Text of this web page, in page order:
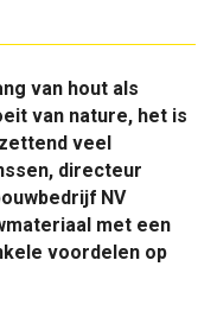
van hout als
van nature, het is
veel
directeur
NV
met een
voordelen op